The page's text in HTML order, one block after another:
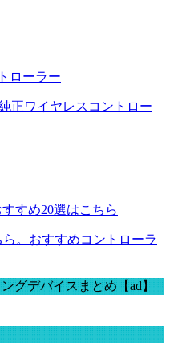
ローラー
正ワイヤレスコントロー
すめ20選はこちら
。おすすめコントローラ
グデバイスまとめ【ad】